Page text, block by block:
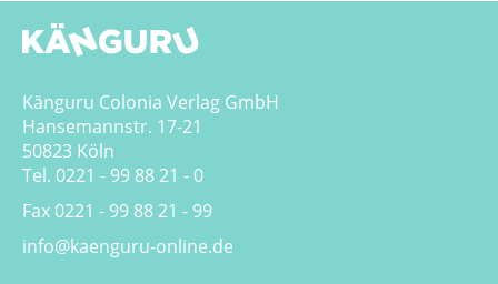
Känguru Colonia Verlag GmbH
Hansemannstr. 17-21
50823 Köln
Tel. 0221 - 99 88 21 - 0
Fax 0221 - 99 88 21 - 99
info@kaenguru-online.de